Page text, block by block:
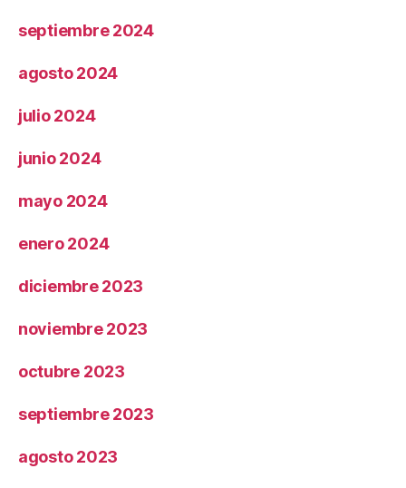
septiembre 2024
agosto 2024
julio 2024
junio 2024
mayo 2024
enero 2024
diciembre 2023
noviembre 2023
octubre 2023
septiembre 2023
agosto 2023